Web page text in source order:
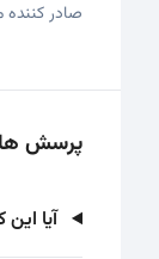
صادر کننده
پرسش
آیا